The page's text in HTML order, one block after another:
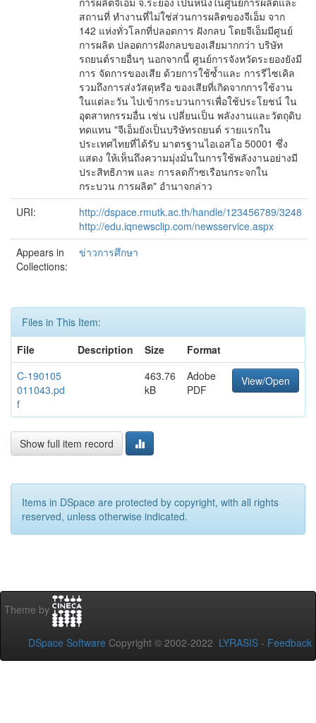
สถานที่ ทำงานที่ไม่ใช่ส่วนการผลิตของจีเอ็ม จาก
142 แห่งทั่วโลกที่ปลอดการ ฝังกลบ โดยจีเอ็มมีศูนย์
การผลิต ปลอดการฝังกลบของเสียมากกว่า บริษัท
รถยนต์รายอื่นๆ นอกจากนี้ ศูนย์การจังหวัดระยองยังมี
การ จัดการของเสีย ด้วยการใช้ซ้ำและ การรีไซเคิล
รวมถึงการส่งวัสดุหรือ ของเสียที่เกิดจากการใช้งาน
ในแต่ละวัน ไปเข้ากระบวนการเพื่อใช้ประโยชน์ ใน
อุตสาหกรรมอื่น เช่น เปลี่ยนเป็น พลังงานและวัตถุดิบ
ทดแทน "จีเอ็มยังเป็นบริษัทรถยนต์ รายแรกใน
ประเทศไทยที่ได้รับ มาตรฐานไอเอสโอ 50001 ซึ่ง
แสดง ให้เห็นถึงความมุ่งมั่นในการใช้พลังงานอย่างมี
ประสิทธิภาพ และ การลดก๊าซเรือนกระจกใน
กระบวน การผลิต" อำนาจกล่าว
URI:
http://dspace.rmutk.ac.th/handle/123456789/3248
http://edu.iqnewsclip.com/newsservice.aspx
Appears in
Collections:
ข่าวการศึกษา
Files in This Item:
File
Description Size
Format
C-190105
011043.pd
f
463.76
kB
Adobe
PDF
View/Open
Show full item record
Items in DSpace are protected by copyright, with all rights
reserved, unless otherwise indicated.
Theme by
DSpace Software Copyright © 2002-2022 LYRASIS - Feedback